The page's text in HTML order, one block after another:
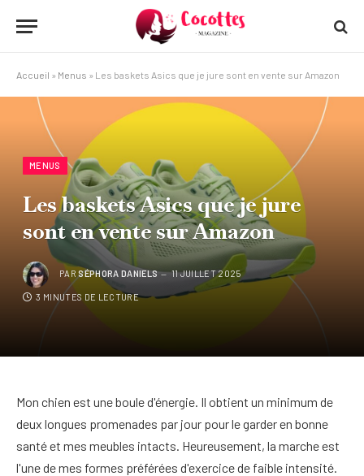
Accueil » Menus » Les baskets Asics que je jure sont en vente sur Amazon
MENUS
Les baskets Asics que je jure
sont en vente sur Amazon
PAR SÉPHORA DANIELS 11 JUILLET 2025
3 MINUTES DE LECTURE
Mon chien est une boule d'énergie. Il obtient un minimum de
deux longues promenades par jour pour le garder en bonne
santé et mes meubles intacts. Heureusement, la marche est
l'une de mes formes préférées d'exercice de faible intensité.